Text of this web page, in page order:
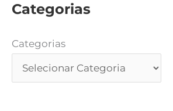
Categorias
Categorias